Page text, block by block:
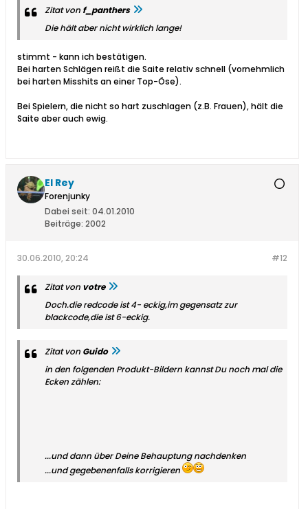
Zitat von f_panthers
Die hält aber nicht wirklich lange!
stimmt - kann ich bestätigen.
Bei harten Schlägen reißt die Saite relativ schnell (vornehmlich
bei harten Misshits an einer Top-Öse).
Bei Spielern, die nicht so hart zuschlagen (z.B. Frauen), hält die
Saite aber auch ewig.
El Rey
Forenjunky
Dabei seit: 04.01.2010
Beiträge: 2002
#12
30.06.2010, 20:24
Zitat von votre
Doch.die redcode ist 4- eckig,im gegensatz zur
blackcode,die ist 6-eckig.
Zitat von Guido
in den folgenden Produkt-Bildern kannst Du noch mal die
Ecken zählen:
...und dann über Deine Behauptung nachdenken
...und gegebenenfalls korrigieren